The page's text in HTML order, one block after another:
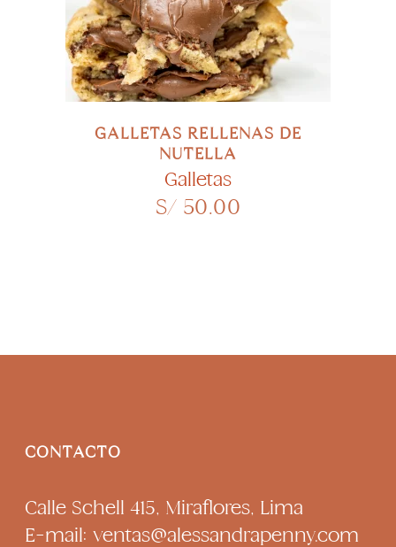
GALLETAS RELLENAS DE
NUTELLA
Galletas
S/ 50.00
CONTACTO
Calle Schell 415, Miraflores, Lima
E-mail: ventas@alessandrapenny.com